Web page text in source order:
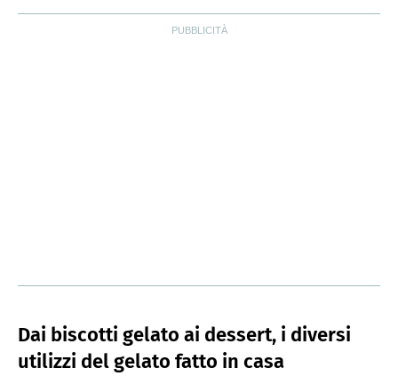
Dai biscotti gelato ai dessert, i diversi
utilizzi del gelato fatto in casa